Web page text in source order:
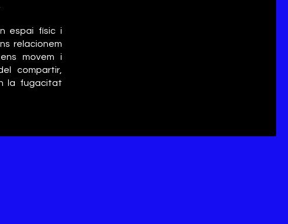
espai físic i
relacionem
movem i
compartir,
la fugacitat